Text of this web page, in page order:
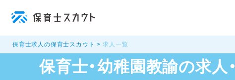
保育士求人の保育士スカウト 求人一覧
保育士・幼稚園教諭の求人・